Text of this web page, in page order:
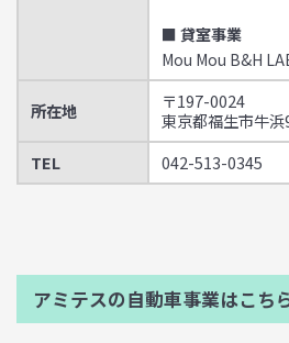
■ 貸室事業
Mou Mou B&H
所在地
〒197-0024
東京都福生市牛
TEL
042-513-0345
アミテスの自動車事業はこち